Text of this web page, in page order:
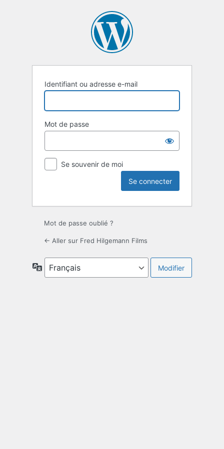
Identifiant ou adresse e-mail
Mot de passe
Se souvenir de moi
Mot de passe oublié ?
← Aller sur Fred Hilgemann Films
Langue